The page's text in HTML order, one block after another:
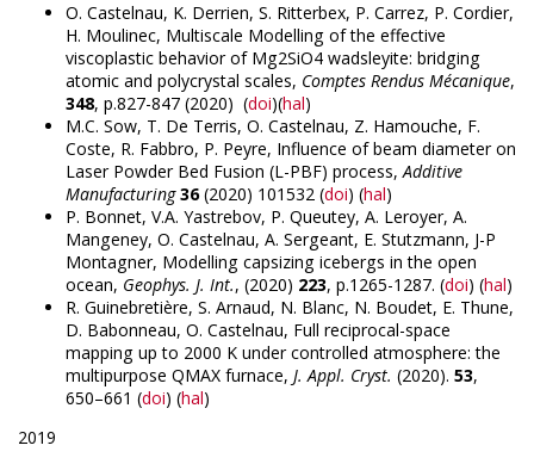
O. Castelnau, K. Derrien, S. Ritterbex, P. Carrez, P. Cordier,
H. Moulinec, Multiscale Modelling of the effective
viscoplastic behavior of Mg2SiO4 wadsleyite: bridging
atomic and polycrystal scales, Comptes Rendus Mécanique,
348, p.827-847 (2020) (doi)(hal)
M.C. Sow, T. De Terris, O. Castelnau, Z. Hamouche, F.
Coste, R. Fabbro, P. Peyre, Influence of beam diameter on
Laser Powder Bed Fusion (L-PBF) process,Additive
Manufacturing 36(2020) 101532 (doi) (hal)
P. Bonnet, V.A. Yastrebov, P. Queutey, A. Leroyer, A.
Mangeney, O. Castelnau, A. Sergeant, E. Stutzmann, J-P
Montagner, Modelling capsizing icebergs in the open
ocean, Geophys. J. Int., (2020) 223, p.1265-1287. (doi) (hal)
R. Guinebretière, S. Arnaud, N. Blanc, N. Boudet, E. Thune,
D. Babonneau, O. Castelnau, Full reciprocal-space
mapping up to 2000 K under controlled atmosphere: the
multipurpose QMAX furnace, J. Appl. Cryst. (2020). 53,
650–661 (doi) (hal)
2019